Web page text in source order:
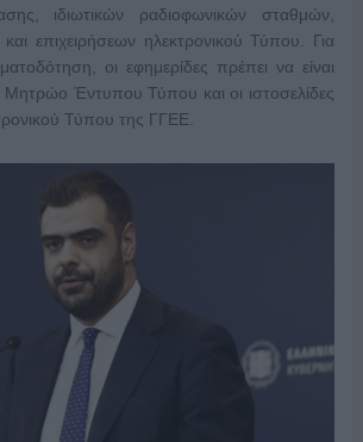
ιδιωτικών ραδιοφωνικών σταθμών,
επιχειρήσεων ηλεκτρονικού Τύπου. Για
οι εφημερίδες πρέπει να είναι
Μητρώο Έντυπου Τύπου και οι ιστοσελίδες
Τύπου της ΓΓΕΕ.